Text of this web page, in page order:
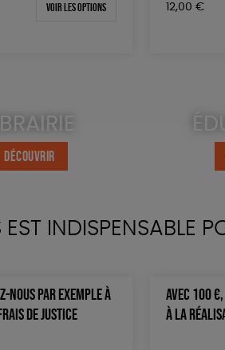
Voir les options 12,00 €
DÉCOUVRIR
INDISPENSABLE
NOUS PAR EXEMPLE À
DE JUSTICE
AVEC 100 €,
À LA